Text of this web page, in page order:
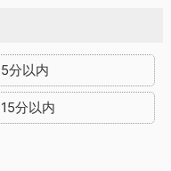
5分以内
15分以内